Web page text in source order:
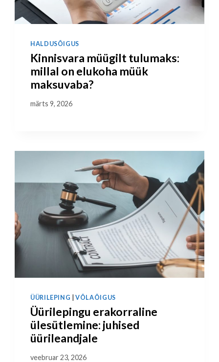
HALDUSÕIGUS
Kinnisvara müügilt tulumaks:
millal on elukoha müük
maksuvaba?
märts 9, 2026
ÜÜRILEPING |VÕLAÕIGUS
Üürilepingu erakorraline
ülesütlemine: juhised
üürileandjale
veebruar 23, 2026